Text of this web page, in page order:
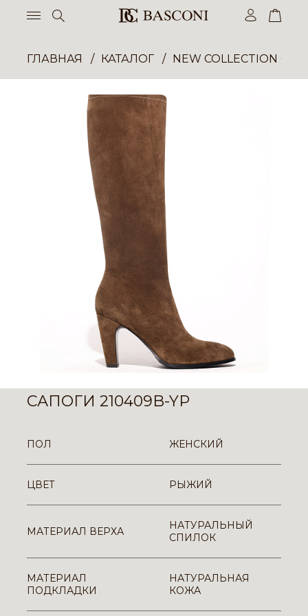
ГЛАВНАЯ КАТАЛОГ NEW COLLECTION
САПОГИ 210409B-YP
ПОЛ ЖЕНСКИЙ
ЦВЕТ РЫЖИЙ
МАТЕРИАЛ ВЕРХА
НАТУРАЛЬНЫЙ
СПИЛОК
МАТЕРИАЛ
ПОДКЛАДКИ
НАТУРАЛЬНАЯ
КОЖА